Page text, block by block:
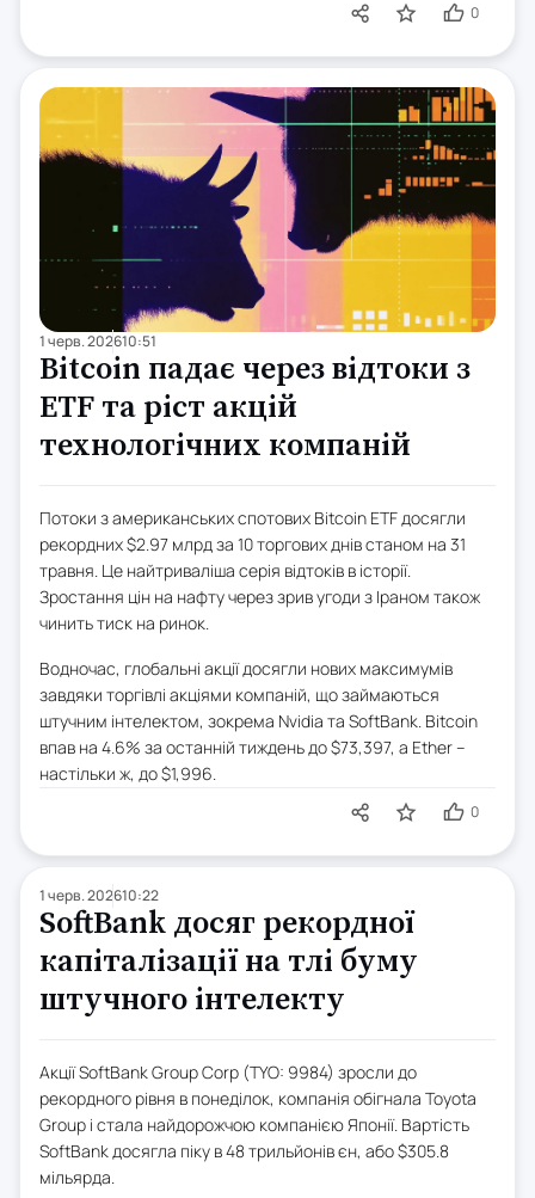
0
1 черв. 202610:51
Bitcoin падає через відтоки з
ETF та ріст акцій
технологічних компаній
Потоки з американських спотових Bitcoin ETF досягли
рекордних $2.97 млрд за 10 торгових днів станом на 31
травня. Це найтриваліша серія відтоків в історії.
Зростання цін на нафту через зрив угоди з Іраном також
чинить тиск на ринок.
Водночас, глобальні акції досягли нових максимумів
завдяки торгівлі акціями компаній, що займаються
штучним інтелектом, зокрема Nvidia та SoftBank. Bitcoin
впав на 4.6% за останній тиждень до $73,397, а Ether –
настільки ж, до $1,996.
0
1 черв. 202610:22
SoftBank досяг рекордної
капіталізації на тлі буму
штучного інтелекту
Акції SoftBank Group Corp (TYO: 9984) зросли до
рекордного рівня в понеділок, компанія обігнала Toyota
Group і стала найдорожчою компанією Японії. Вартість
SoftBank досягла піку в 48 трильйонів єн, або $305.8
мільярда.